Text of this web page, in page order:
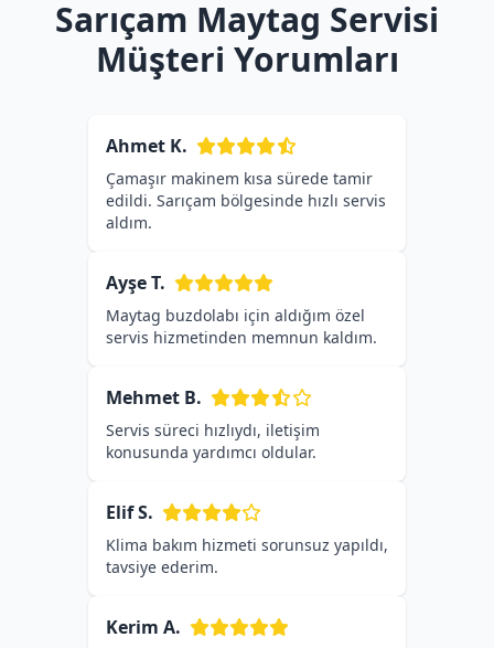
Sarıçam Maytag Servisi
Müşteri Yorumları
Ahmet K.
Çamaşır makinem kısa sürede tamir
edildi. Sarıçam bölgesinde hızlı servis
aldım.
Ayşe T.
Maytag buzdolabı için aldığım özel
servis hizmetinden memnun kaldım.
Mehmet B.
Servis süreci hızlıydı, iletişim
konusunda yardımcı oldular.
Elif S.
Klima bakım hizmeti sorunsuz yapıldı,
tavsiye ederim.
Kerim A.